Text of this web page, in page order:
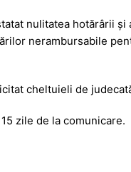
nulitatea hotărârii
nerambursabile
cheltuieli de
zile de la comunicare.